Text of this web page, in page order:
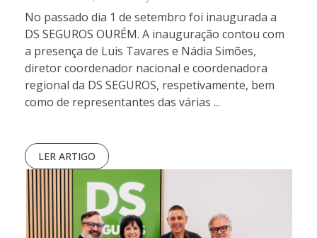
No passado dia 1 de setembro foi inaugurada a
DS SEGUROS OURÉM. A inauguração contou com
a presença de Luis Tavares e Nádia Simões,
diretor coordenador nacional e coordenadora
regional da DS SEGUROS, respetivamente, bem
como de representantes das várias ...
LER ARTIGO